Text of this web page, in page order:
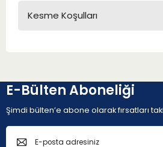
Kesme Koşulları
E-Bülten Aboneliği
Şimdi bülten’e abone olarak fırsatları